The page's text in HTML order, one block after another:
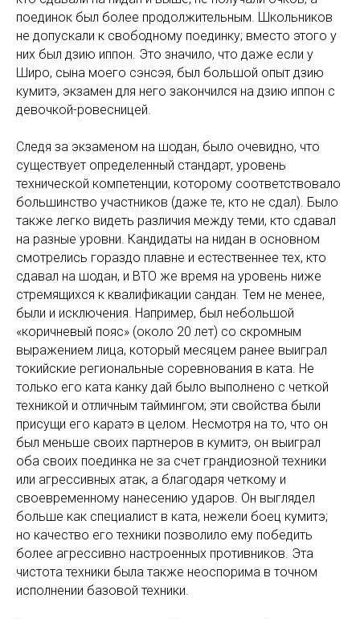
поединок был более продолжительным. Школьников
не допускали к свободному поединку; вместо этого у
них был дзию иппон. Это значило, что даже если у
Широ, сына моего сэнсэя, был большой опыт дзию
кумитэ, экзамен для него закончился на дзию иппон с
девочкой-ровесницей.
Следя за экзаменом на шодан, было очевидно, что
существует определенный стандарт, уровень
технической компетенции, которому соответствовало
большинство участников (даже те, кто не сдал). Было
также легко видеть различия между теми, кто сдавал
на разные уровни. Кандидаты на нидан в основном
смотрелись гораздо плавне и естественнее тех, кто
сдавал на шодан, и ВТО же время на уровень ниже
стремящихся к квалификации сандан. Тем не менее,
были и исключения. Например, был небольшой
«коричневый пояс» (около 20 лет) со скромным
выражением лица, который месяцем ранее выиграл
токийские региональные соревнования в ката. Не
только его ката канку дай было выполнено с четкой
техникой и отличным таймингом; эти свойства были
присущи его каратэ в целом. Несмотря на то, что он
был меньше своих партнеров в кумитэ, он выиграл
оба своих поединка не за счет грандиозной техники
или агрессивных атак, а благодаря четкому и
своевременному нанесению ударов. Он выглядел
больше как специалист в ката, нежели боец кумитэ;
но качество его техники позволило ему победить
более агрессивно настроенных противников. Эта
чистота техники была также неоспорима в точном
исполнении базовой техники.